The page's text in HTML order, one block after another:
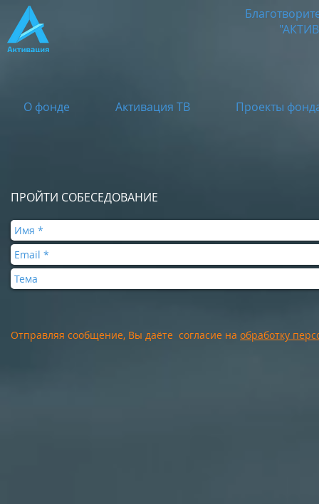
О фонде Активация ТВ Проекты
ПРОЙТИ СОБЕСЕДОВАНИЕ
Отправляя сообщение, Вы даёте согласие на обработку